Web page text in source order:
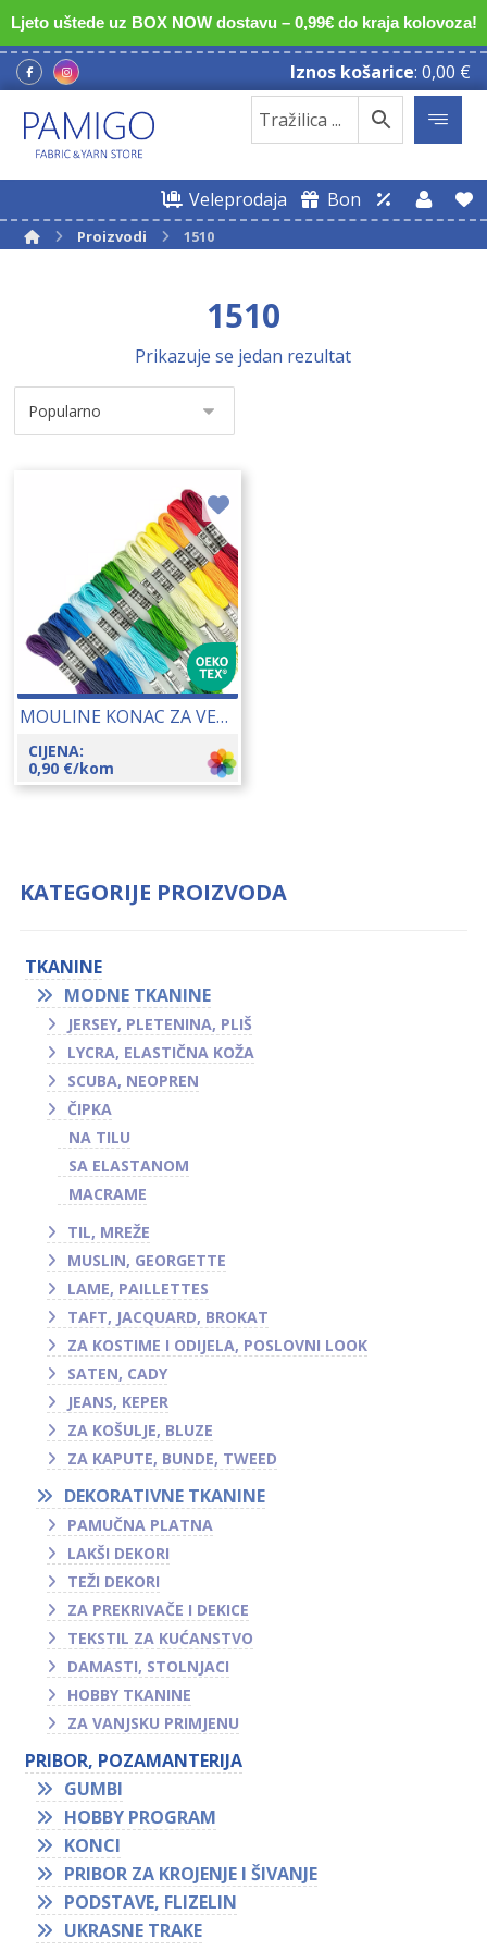
Ljeto uštede uz BOX NOW dostavu – 0,99€ do kraja kolovoza!
Iznos košarice: 0,00 €
Veleprodaja Bon
Proizvodi 1510
1510
Prikazuje se jedan rezultat
MOULINE KONAC ZA VEZENJE 25148
CIJENA:
0,90 €/kom
KATEGORIJE PROIZVODA
TKANINE
MODNE TKANINE
JERSEY, PLETENINA, PLIŠ
LYCRA, ELASTIČNA KOŽA
SCUBA, NEOPREN
ČIPKA
NA TILU
SA ELASTANOM
MACRAME
TIL, MREŽE
MUSLIN, GEORGETTE
LAME, PAILLETTES
TAFT, JACQUARD, BROKAT
ZA KOSTIME I ODIJELA, POSLOVNI LOOK
SATEN, CADY
JEANS, KEPER
ZA KOŠULJE, BLUZE
ZA KAPUTE, BUNDE, TWEED
DEKORATIVNE TKANINE
PAMUČNA PLATNA
LAKŠI DEKORI
TEŽI DEKORI
ZA PREKRIVAČE I DEKICE
TEKSTIL ZA KUĆANSTVO
DAMASTI, STOLNJACI
HOBBY TKANINE
ZA VANJSKU PRIMJENU
PRIBOR, POZAMANTERIJA
GUMBI
HOBBY PROGRAM
KONCI
PRIBOR ZA KROJENJE I ŠIVANJE
PODSTAVE, FLIZELIN
UKRASNE TRAKE